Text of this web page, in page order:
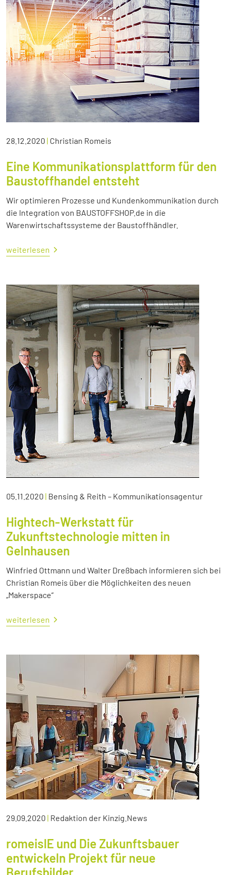
28.12.2020 | Christian Romeis
Eine Kommunikationsplattform für den
Baustoffhandel entsteht
Wir optimieren Prozesse und Kundenkommunikation durch
die Integration von BAUSTOFFSHOP.de in die
Warenwirtschaftssysteme der Baustoffhändler.
weiterlesen
05.11.2020 | Bensing & Reith – Kommunikationsagentur
Hightech-Werkstatt für
Zukunftstechnologie mitten in
Gelnhausen
Winfried Ottmann und Walter Dreßbach informieren sich bei
Christian Romeis über die Möglichkeiten des neuen
„Makerspace“
weiterlesen
29.09.2020 | Redaktion der Kinzig.News
romeisIE und Die Zukunftsbauer
entwickeln Projekt für neue